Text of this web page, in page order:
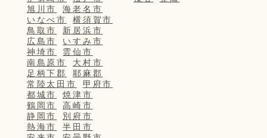
旭川市
海老名市
いなべ市
横須賀市
鳥取市
新居浜市
広島市
いすみ市
神埼市
雲仙市
南島原市
大村市
足柄下郡
耶麻郡
常陸太田市
甲府市
都城市
焼津市
鶴岡市
高崎市
静岡市
別府市
熱海市
半田市